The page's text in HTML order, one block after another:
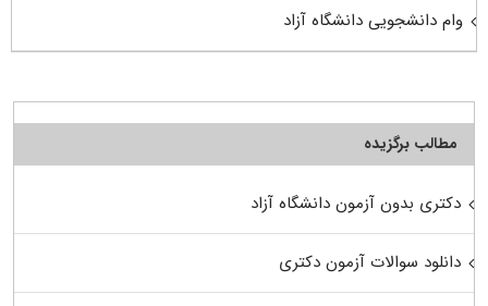
وام دانشجویی دانشگاه آزاد
مطالب برگزیده
دکتری بدون آزمون دانشگاه آزاد
دانلود سوالات آزمون دکتری